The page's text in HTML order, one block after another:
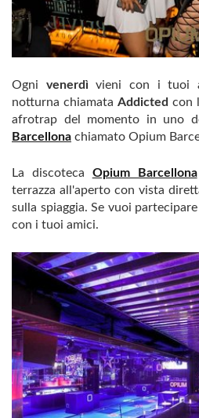
Ogni venerdì vieni con i tuoi
notturna chiamata Addicted con
afrotrap del momento in uno
Barcellona chiamato Opium
La discoteca Opium Barcellona
terrazza all'aperto con vista
sulla spiaggia. Se vuoi
con i tuoi amici.